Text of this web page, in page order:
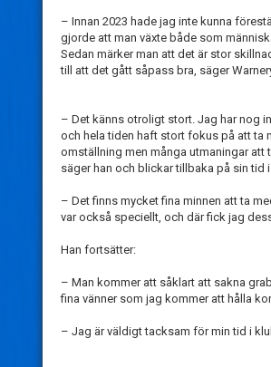
– Innan 2023 hade jag inte kunna
gjorde att man växte både som
Sedan märker man att det är stor
till att det gått såpass bra, säger
– Det känns otroligt stort. Jag har nog
och hela tiden haft stort fokus på att ta
omställning men många utmaningar att
säger han och blickar tillbaka på sin tid i
– Det finns mycket fina minnen att ta
var också speciellt, och där fick jag
Han fortsätter:
– Man kommer att såklart att sakna
fina vänner som jag kommer att hålla
– Jag är väldigt tacksam för min tid i